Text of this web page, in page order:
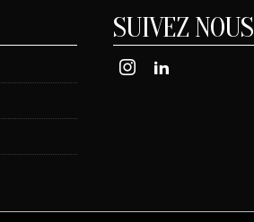
SUIVEZ NOUS